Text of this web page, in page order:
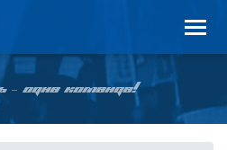
– ОДНА КОМАНДА!